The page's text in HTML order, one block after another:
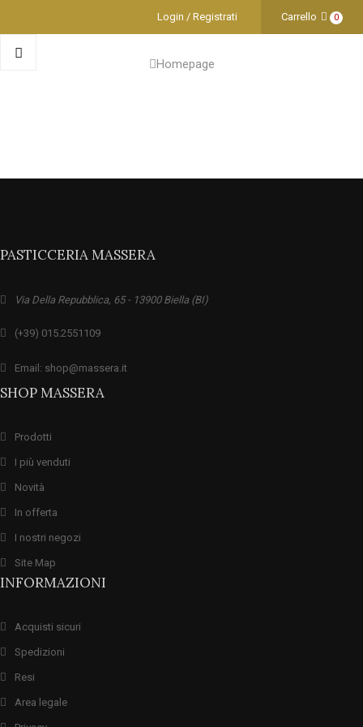
Login / Registrati Carrello 0
Homepage
PASTICCERIA MASSERA
Via Della Repubblica, 65 - 13900 Biella (BI)
(+39) 015.2551109
Email: shop@massera.it
SHOP MASSERA
Prodotti
I più venduti
Novità
In offerta
I nostri negozi
Site Map
INFORMAZIONI
Acquisti sicuri
Spedizioni
Resi
Area legale